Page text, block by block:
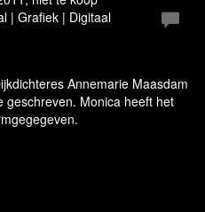
| Grafiek | Digitaal
Annemarie Maasdam
Monica heeft het